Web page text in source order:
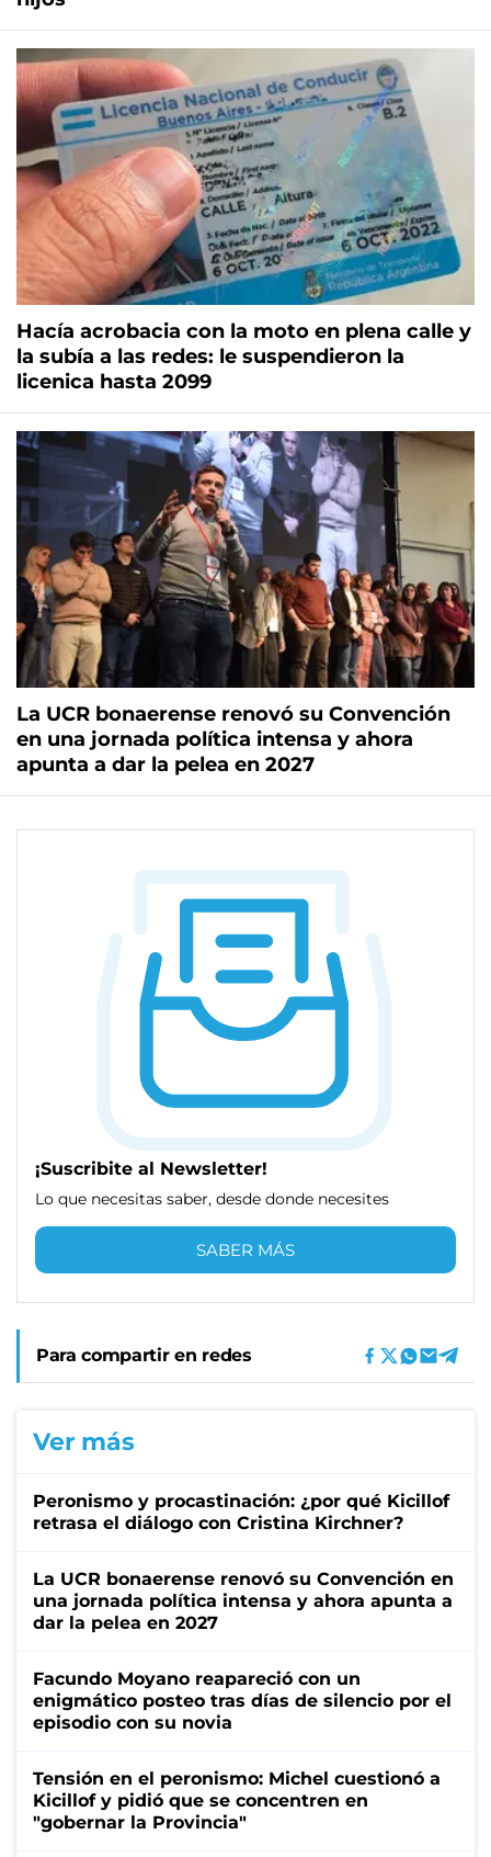
Hacía acrobacia con la moto en plena calle y
la subía a las redes: le suspendieron la
licenica hasta 2099
La UCR bonaerense renovó su Convención
en una jornada política intensa y ahora
apunta a dar la pelea en 2027
¡Suscribite al Newsletter!
Lo que necesitas saber, desde donde necesites
SABER MÁS
Para compartir en redes
Ver más
Peronismo y procastinación: ¿por qué Kicillof
retrasa el diálogo con Cristina Kirchner?
La UCR bonaerense renovó su Convención en
una jornada política intensa y ahora apunta a
dar la pelea en 2027
Facundo Moyano reapareció con un
enigmático posteo tras días de silencio por el
episodio con su novia
Tensión en el peronismo: Michel cuestionó a
Kicillof y pidió que se concentren en
"gobernar la Provincia"